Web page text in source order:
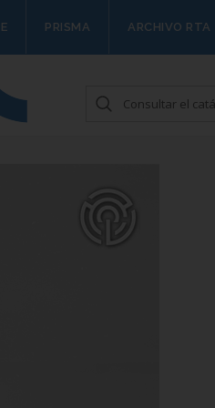
PRISMA ARCHIVO RTA